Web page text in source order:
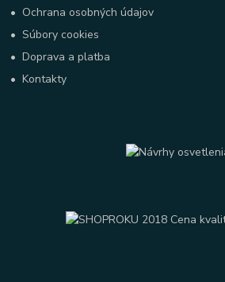
• Ochrana osobných údajov
•Súbory cookies
•Doprava a platba
•Kontakty